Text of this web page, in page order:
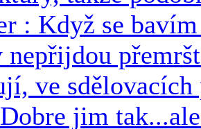
: Když se
nepřijdou
ve sdělovacích
jim